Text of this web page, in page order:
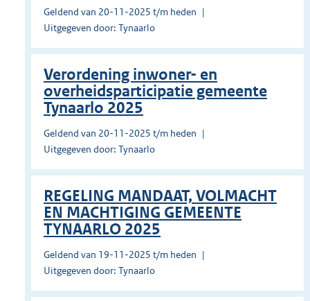
Geldend van 20-11-2025 t/m heden
Uitgegeven door: Tynaarlo
Verordening inwoner- en
overheidsparticipatie gemeente
Tynaarlo 2025
Geldend van 20-11-2025 t/m heden
Uitgegeven door: Tynaarlo
REGELING MANDAAT, VOLMACHT
EN MACHTIGING GEMEENTE
TYNAARLO 2025
Geldend van 19-11-2025 t/m heden
Uitgegeven door: Tynaarlo